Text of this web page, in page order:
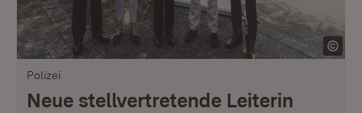
Polizei
Neue stellvertretende Leiterin